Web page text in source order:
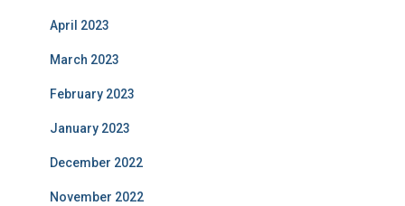
April 2023
March 2023
February 2023
January 2023
December 2022
November 2022